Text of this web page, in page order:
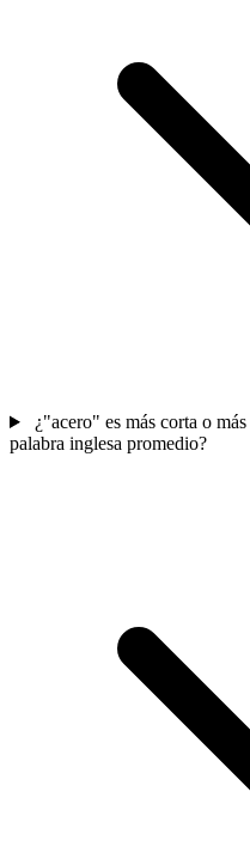
¿"acero" es más corta o
palabra inglesa promedio?